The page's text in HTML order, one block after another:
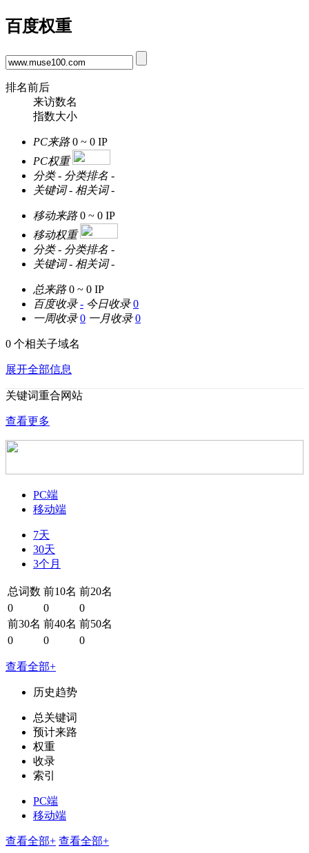
百度权重
排名前后
来访数名
指数大小
PC来路 0 ~ 0 IP
PC权重
分类 - 分类排名 -
关键词 - 相关词 -
移动来路 0 ~ 0 IP
移动权重
分类 - 分类排名 -
关键词 - 相关词 -
总来路 0 ~ 0 IP
百度收录 - 今日收录 0
一周收录 0 一月收录 0
0 个相关子域名
展开全部信息
关键词重合网站
查看更多
PC端
移动端
7天
30天
3个月
总词数 前10名 前20名
0
0
0
前30名 前40名 前50名
0
0 0
查看全部+
历史趋势
总关键词
预计来路
权重
收录
索引
PC端
移动端
查看全部+ 查看全部+